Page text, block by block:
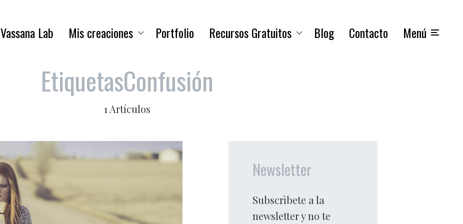
Vassana Lab Mis creaciones Portfolio Recursos Gratuitos Blog Contacto Menú
EtiquetasConfusión
1 Artículos
Newsletter
Subscrìbete a la
newsletter y no te